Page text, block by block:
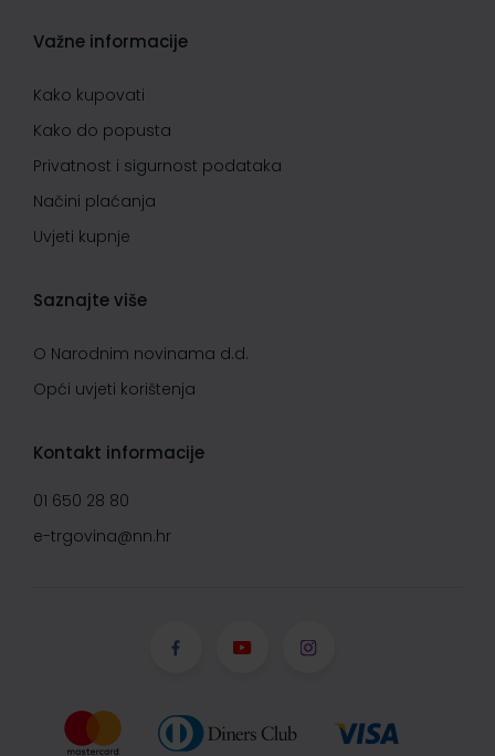
Važne informacije
Kako kupovati
Kako do popusta
Privatnost i sigurnost podataka
Načini plaćanja
Uvjeti kupnje
Saznajte više
O Narodnim novinama d.d.
Opći uvjeti korištenja
Kontakt informacije
01 650 28 80
e-trgovina@nn.hr